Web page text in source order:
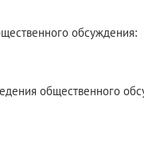
обсуждения:
общественного